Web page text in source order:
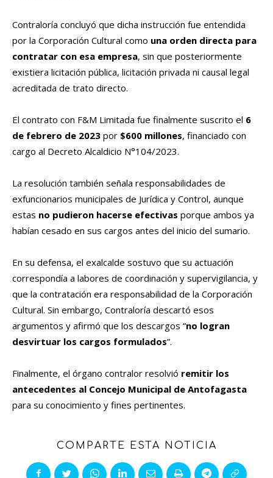
Contraloría concluyó que dicha instrucción fue entendida
por la Corporación Cultural como una orden directa para
contratar con esa empresa, sin que posteriormente
existiera licitación pública, licitación privada ni causal legal
acreditada de trato directo.
El contrato con F&M Limitada fue finalmente suscrito el 6
de febrero de 2023 por $600 millones, financiado con
cargo al Decreto Alcaldicio N°104/2023.
La resolución también señala responsabilidades de
exfuncionarios municipales de Jurídica y Control, aunque
estas no pudieron hacerse efectivas porque ambos ya
habían cesado en sus cargos antes del inicio del sumario.
En su defensa, el exalcalde sostuvo que su actuación
correspondía a labores de coordinación y supervigilancia, y
que la contratación era responsabilidad de la Corporación
Cultural. Sin embargo, Contraloría descartó esos
argumentos y afirmó que los descargos “no logran
desvirtuar los cargos formulados”.
Finalmente, el órgano contralor resolvió remitir los
antecedentes al Concejo Municipal de Antofagasta
para su conocimiento y fines pertinentes.
COMPARTE ESTA NOTICIA